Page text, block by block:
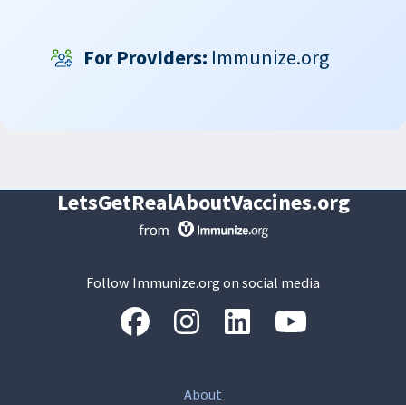
For Providers: Immunize.org
LetsGetRealAboutVaccines.org
Follow Immunize.org on social media
“Facebook“Instagram“LinkedIn
About